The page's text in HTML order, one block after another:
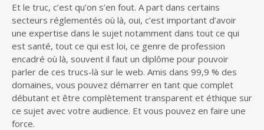
Et le truc, c’est qu’on s’en fout. A part dans certains
secteurs réglementés où là, oui, c’est important d’avoir
une expertise dans le sujet notamment dans tout ce qui
est santé, tout ce qui est loi, ce genre de profession
encadré où là, souvent il faut un diplôme pour pouvoir
parler de ces trucs-là sur le web. Amis dans 99,9 % des
domaines, vous pouvez démarrer en tant que complet
débutant et être complètement transparent et éthique sur
ce sujet avec votre audience. Et vous pouvez en faire une
force.